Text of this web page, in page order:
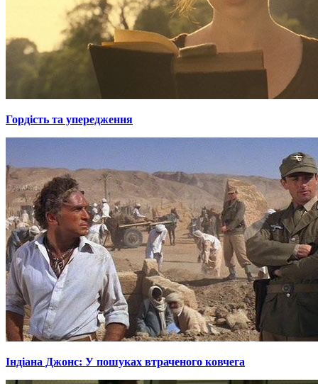
Гордiсть та упередження
Індіана Джонс: У пошуках втраченого ковчега